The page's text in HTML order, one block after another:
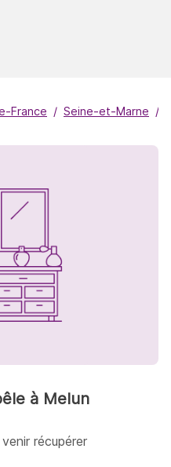
France Seine-et-Marne
à Melun
récupérer